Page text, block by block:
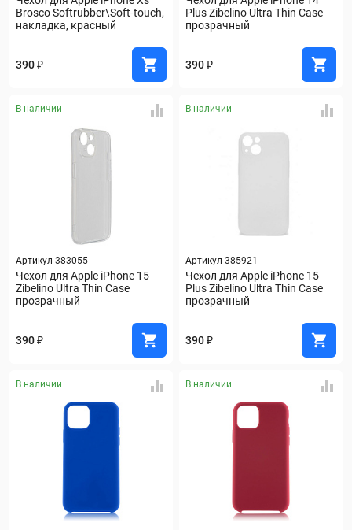
Brosco Softrubber\Soft-touch,
накладка, красный
390 ₽
Plus Zibelino Ultra Thin Case
прозрачный
390 ₽
В наличии
Артикул 383055
Чехол для Apple iPhone 15
Zibelino Ultra Thin Case
прозрачный
390 ₽
В наличии
Артикул 385921
Чехол для Apple iPhone 15
Plus Zibelino Ultra Thin Case
прозрачный
390 ₽
В наличии В наличии